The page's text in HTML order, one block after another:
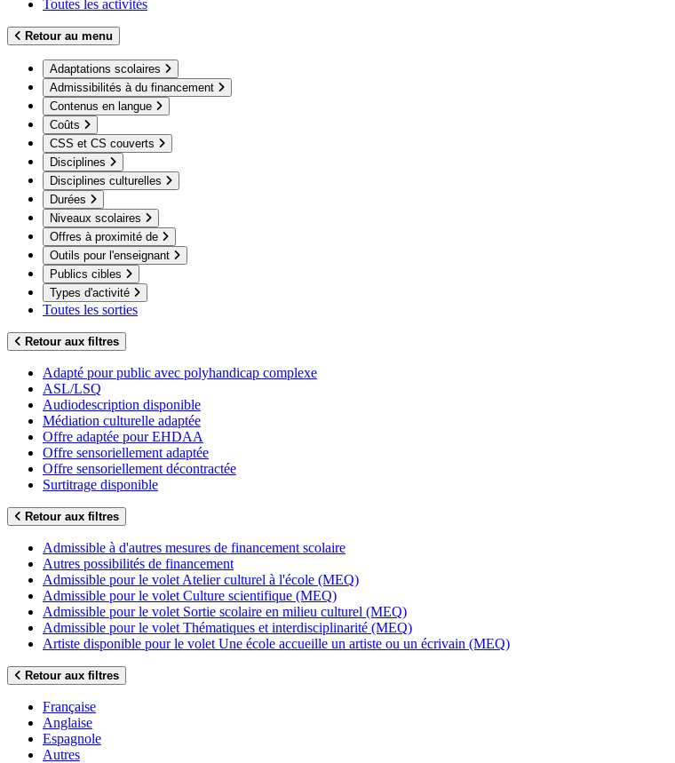
Toutes les activités
Retour au menu
Adaptations scolaires
Admissibilités à du financement
Contenus en langue
Coûts
CSS et CS couverts
Disciplines
Disciplines culturelles
Durées
Niveaux scolaires
Offres à proximité de
Outils pour l'enseignant
Publics cibles
Types d'activité
Toutes les sorties
Retour aux filtres
Adapté pour public avec polyhandicap complexe
ASL/LSQ
Audiodescription disponible
Médiation culturelle adaptée
Offre adaptée pour EHDAA
Offre sensoriellement adaptée
Offre sensoriellement décontractée
Surtitrage disponible
Retour aux filtres
Admissible à d'autres mesures de financement scolaire
Autres possibilités de financement
Admissible pour le volet Atelier culturel à l'école (MEQ)
Admissible pour le volet Culture scientifique (MEQ)
Admissible pour le volet Sortie scolaire en milieu culturel (MEQ)
Admissible pour le volet Thématiques et interdisciplinarité (MEQ)
Artiste disponible pour le volet Une école accueille un artiste ou un écrivain (MEQ)
Retour aux filtres
Française
Anglaise
Espagnole
Autres